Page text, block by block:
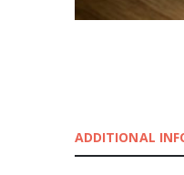
ADDITIONAL